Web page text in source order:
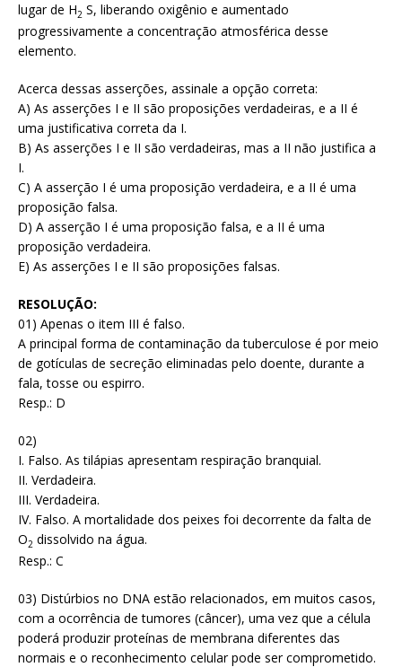
lugar de H2 S, liberando oxigênio e aumentado
progressivamente a concentração atmosférica desse
elemento.
Acerca dessas asserções, assinale a opção correta:
A) As asserções I e II são proposições verdadeiras, e a II é
uma justificativa correta da I.
B) As asserções I e II são verdadeiras, mas a II não justifica a
I.
C) A asserção I é uma proposição verdadeira, e a II é uma
proposição falsa.
D) A asserção I é uma proposição falsa, e a II é uma
proposição verdadeira.
E) As asserções I e II são proposições falsas.
RESOLUÇÃO:
01) Apenas o item III é falso.
A principal forma de contaminação da tuberculose é por meio
de gotículas de secreção eliminadas pelo doente, durante a
fala, tosse ou espirro.
Resp.: D
02)
I. Falso. As tilápias apresentam respiração branquial.
II. Verdadeira.
III. Verdadeira.
IV. Falso. A mortalidade dos peixes foi decorrente da falta de
O2 dissolvido na água.
Resp.: C
03) Distúrbios no DNA estão relacionados, em muitos casos,
com a ocorrência de tumores (câncer), uma vez que a célula
poderá produzir proteínas de membrana diferentes das
normais e o reconhecimento celular pode ser comprometido.